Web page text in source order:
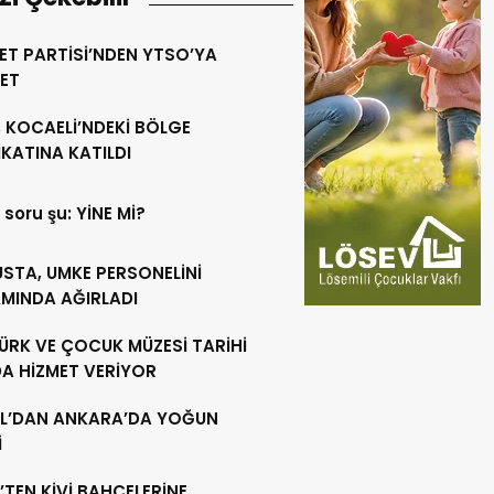
PARTİSİ’NDEN YTSO’YA
KOCAELİ’NDEKİ BÖLGE
KATILDI
şu: YİNE Mİ?
UMKE PERSONELİNİ
AĞIRLADI
VE ÇOCUK MÜZESİ TARİHİ
HİZMET VERİYOR
ANKARA’DA YOĞUN